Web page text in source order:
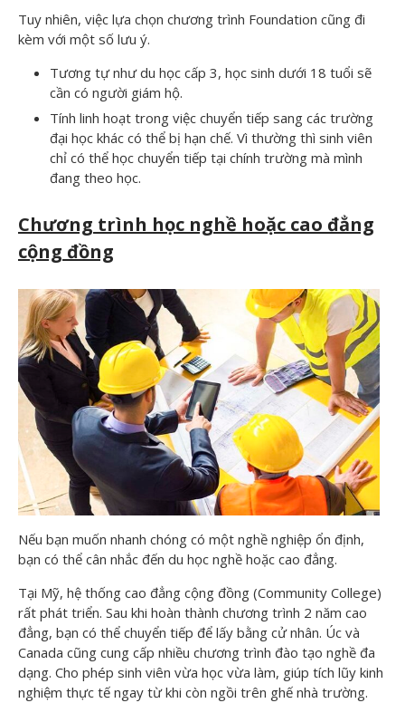
Tuy nhiên, việc lựa chọn chương trình Foundation cũng đi
kèm với một số lưu ý.
Tương tự như du học cấp 3, học sinh dưới 18 tuổi sẽ
cần có người giám hộ.
Tính linh hoạt trong việc chuyển tiếp sang các trường
đại học khác có thể bị hạn chế. Vì thường thì sinh viên
chỉ có thể học chuyển tiếp tại chính trường mà mình
đang theo học.
Chương trình học nghề hoặc cao đẳng
cộng đồng
Nếu bạn muốn nhanh chóng có một nghề nghiệp ổn định,
bạn có thể cân nhắc đến du học nghề hoặc cao đẳng.
Tại Mỹ, hệ thống cao đẳng cộng đồng (Community College)
rất phát triển. Sau khi hoàn thành chương trình 2 năm cao
đẳng, bạn có thể chuyển tiếp để lấy bằng cử nhân. Úc và
Canada cũng cung cấp nhiều chương trình đào tạo nghề đa
dạng. Cho phép sinh viên vừa học vừa làm, giúp tích lũy kinh
nghiệm thực tế ngay từ khi còn ngồi trên ghế nhà trường.